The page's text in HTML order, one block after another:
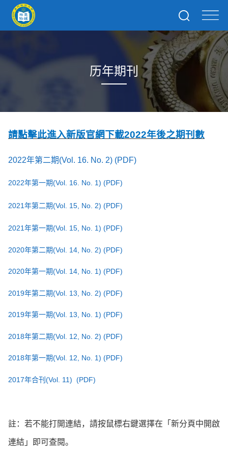
历年期刊
請點擊此進入新版官網下載2022年後之期刊數
2022年第二期(Vol. 16. No. 2) (PDF)
2022年第一期(Vol. 16. No. 1) (PDF)
2021年第二期(Vol. 15, No. 2) (PDF)
2021年第一期(Vol. 15, No. 1) (PDF)
2020年第二期(Vol. 14, No. 2) (PDF)
2020年第一期(Vol. 14, No. 1) (PDF)
2019年第二期(Vol. 13, No. 2) (PDF)
2019年第一期(Vol. 13, No. 1) (PDF)
2018年第二期(Vol. 12, No. 2) (PDF)
2018年第一期(Vol. 12, No. 1) (PDF)
2017年合刊(Vol. 11) (PDF)
註：若不能打開連結，請按鼠標右鍵選擇在「新分頁中開啟
連結」即可查閱。